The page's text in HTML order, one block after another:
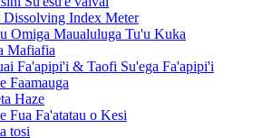
Dissolving Index Meter
Omiga Maualuluga Tu'u Kuka
Mafiafia
Fa'apipi'i & Taofi Su'ega Fa'apipi'i
Faamauga
Haze
Fua Fa'atatau o Kesi
tosi